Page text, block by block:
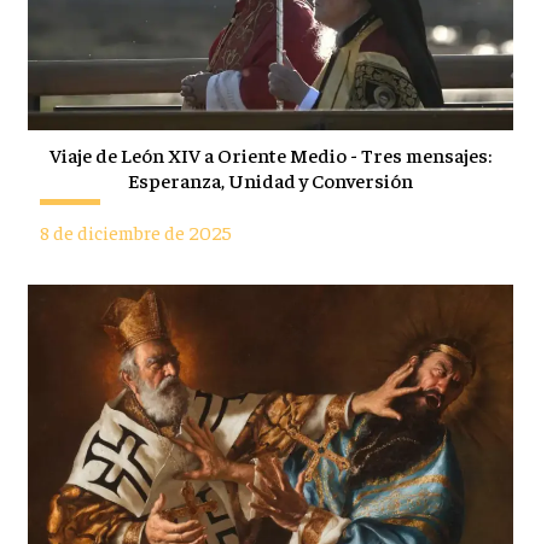
Viaje de León XIV a Oriente Medio - Tres mensajes:
Esperanza, Unidad y Conversión
8 de diciembre de 2025